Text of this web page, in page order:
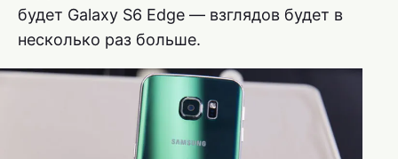
будет Galaxy S6 Edge — взглядов будет в
несколько раз больше.